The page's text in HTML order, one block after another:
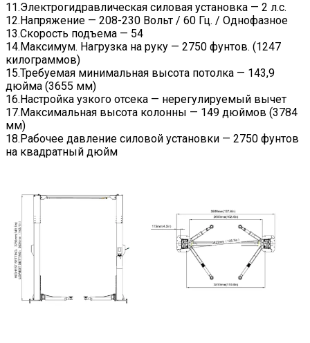
11.Электрогидравлическая силовая установка — 2 л.с.
12.Напряжение — 208-230 Вольт / 60 Гц. / Однофазное
13.Скорость подъема — 54
14.Максимум. Нагрузка на руку — 2750 фунтов. (1247
килограммов)
15.Требуемая минимальная высота потолка — 143,9
дюйма (3655 мм)
16.Настройка узкого отсека — нерегулируемый вычет
17.Максимальная высота колонны — 149 дюймов (3784
мм)
18.Рабочее давление силовой установки — 2750 фунтов
на квадратный дюйм